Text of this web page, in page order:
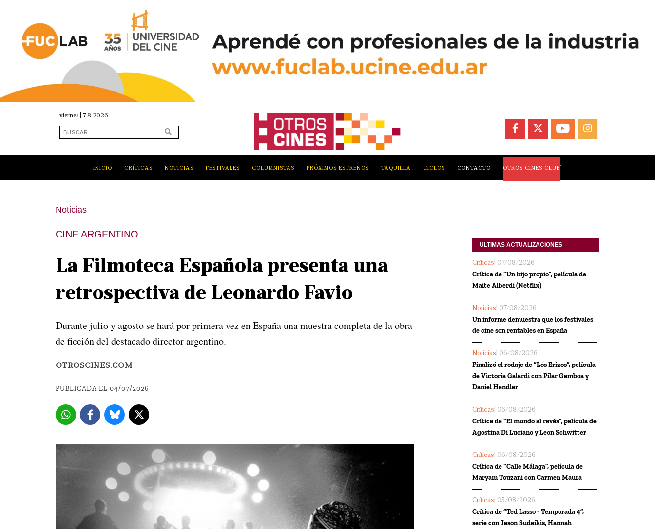
viernes | 7.8.2026
FACEBOOKYOUTUBEINSTAGRAM
INICIO CRÍTICAS NOTICIAS FESTIVALES COLUMNISTAS PRÓXIMOS ESTRENOS TAQUILLA CICLOS CONTACTO OTROS CINES CLUB
Noticias
CINE ARGENTINO
La Filmoteca Española presenta una
retrospectiva de Leonardo Favio
Durante julio y agosto se hará por primera vez en España una muestra completa de la obra
de ficción del destacado director argentino.
OTROSCINES.COM
PUBLICADA EL 04/07/2026
ULTIMAS ACTUALIZACIONES
Críticas | 07/08/2026
Crítica de “Un hijo propio”, película de
Maite Alberdi (Netflix)
Noticias | 07/08/2026
Un informe demuestra que los festivales
de cine son rentables en España
Noticias | 06/08/2026
Finalizó el rodaje de “Los Erizos”, película
de Victoria Galardi con Pilar Gamboa y
Daniel Hendler
Críticas | 06/08/2026
Crítica de “El mundo al revés”, película de
Agostina Di Luciano y Leon Schwitter
Críticas | 06/08/2026
Crítica de “Calle Málaga”, película de
Maryam Touzani con Carmen Maura
Críticas | 05/08/2026
Crítica de “Ted Lasso - Temporada 4”,
serie con Jason Sudeikis, Hannah